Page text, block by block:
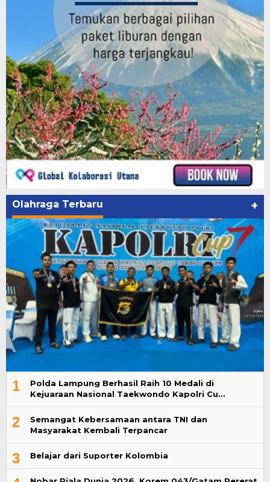
Olahraga Terbaru +
1
Polda Lampung Berhasil Raih 10 Medali di
Kejuaraan Nasional Taekwondo Kapolri Cu…
2
Semangat Kebersamaan antara TNI dan
Masyarakat Kembali Terpancar
3 Belajar dari Suporter Kolombia